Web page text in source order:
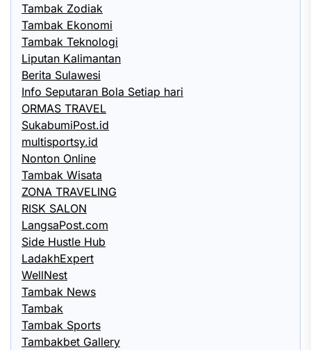
Tambak Zodiak
Tambak Ekonomi
Tambak Teknologi
Liputan Kalimantan
Berita Sulawesi
Info Seputaran Bola Setiap hari
ORMAS TRAVEL
SukabumiPost.id
multisportsy.id
Nonton Online
Tambak Wisata
ZONA TRAVELING
RISK SALON
LangsaPost.com
Side Hustle Hub
LadakhExpert
WellNest
Tambak News
Tambak
Tambak Sports
Tambakbet Gallery